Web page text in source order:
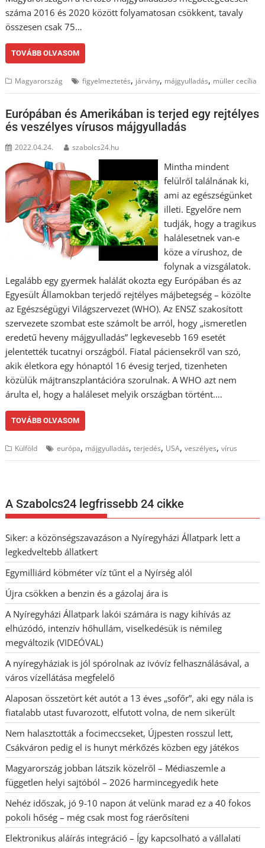
száma 2016 és 2020 között folyamatosan csökkent, tavaly
összesen csak 75…
TOVÁBB OLVASOM
Magyarország figyelmeztetés, járvány, májgyulladás, müller cecília
Európában és Amerikában is terjed egy rejtélyes
és veszélyes vírusos májgyulladás
2022.04.24. szabolcs24.hu
Mintha mindent
felülről találnának ki,
ami az egészségünket
illeti. Egyelőre nem
tudják, hogy a tragikus
halálesetnek van-e
köze a vírushoz, de
folynak a vizsgálatok.
Legalább egy gyermek halálát okozta egy Európában és az
Egyesült Államokban terjedő rejtélyes májbetegség – közölte
az Egészségügyi Világszervezet (WHO). Az ENSZ szakosított
szervezete szombat este számolt be arról, hogy „ismeretlen
eredetű heveny májgyulladás” legkevesebb 169 esetét
jelentették tucatnyi országból. Fiatal páciensekről van szó,
akik életkora egy hónaptól 16 évesig terjed, tizenheten
közülük májtranszplantációra szorulnak. A WHO azt nem
árulta el, hogy a haláleset melyik országban történt.…
TOVÁBB OLVASOM
Külföld európa, májgyulladás,terjedés, USA,veszélyes,vírus
A Szabolcs24 legfrissebb 24 cikke
Siker: a közönségszavazáson a Nyíregyházi Állatpark lett a
legkedveltebb állatkert
Egymilliárd köbméter víz tűnt el a Nyírség alól
Újra csökken a benzin és a gázolaj ára is
A Nyíregyházi Állatpark lakói számára is nagy kihívás az
elhúzódó, intenzív hőhullám, viselkedésük is némileg
megváltozik (VIDEÓVAL)
A nyíregyháziak is jól spórolnak az ivóvíz felhasználásával, a
város vízellátása megfelelő
Alaposan összetört két autót a 13 éves „sofőr”, aki egy nála is
fiatalabb utast fuvarozott, elfutott volna, de nem sikerült
Nem halasztották a focimeccseket, Újpesten rosszul lett,
Csákváron pedig el is hunyt mérkőzés közben egy játékos
Magyarország jobban látszik közelről – Médiaszemle a
független helyi sajtóból – 2026 harmincegyedik hete
Nehéz időszak, jó 9-10 napon át velünk marad ez a 40 fokos
pokoli hőség – még csak most fog ráerősíteni
Elektronikus aláírás integráció – Így kapcsolható a vállalati